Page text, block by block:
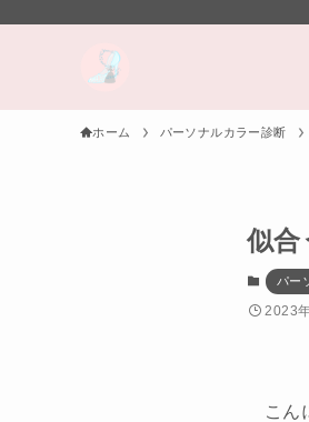
ホーム パーソナルカラー診断
似合
パー
2023
こん